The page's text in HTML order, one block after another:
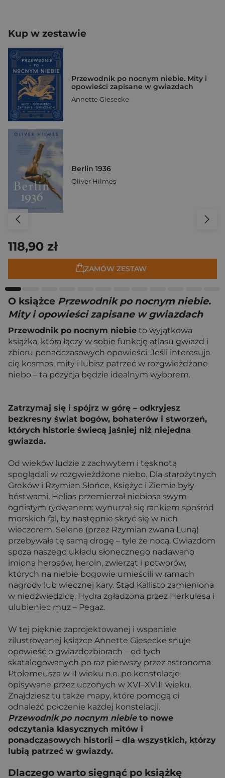
Kup w zestawie
Przewodnik po nocnym niebie. Mity i
opowieści zapisane w gwiazdach
Annette Giesecke
Berlin 1936
Oliver Hilmes
118,90 zł
ZAMÓW ZESTAW
O książce Przewodnik po nocnym niebie.
Mity i opowieści zapisane w gwiazdach
Przewodnik po nocnym niebie to wyjątkowa
książka, która łączy w sobie funkcję atlasu gwiazd i
zbioru ponadczasowych opowieści. Jeśli interesuje
cię kosmos, mity i lubisz patrzeć w rozgwieżdżone
niebo – ta pozycja będzie idealnym wyborem.
Zatrzymaj się i spójrz w górę – odkryjesz
bezkresny świat bogów, bohaterów i stworzeń,
których historie świecą jaśniej niż niejedna
gwiazda.
Od wieków ludzie z zachwytem i tęsknotą
spoglądali w rozgwieżdżone niebo. Dla starożytnych
Greków i Rzymian Słońce, Księżyc i Ziemia były
bóstwami. Helios przemierzał niebiosa swym
ognistym rydwanem: wynurzał się rankiem spośród
morskich fal, by następnie skryć się w nich
wieczorem. Selene (przez Rzymian zwana Luną)
przebywała tę samą drogę – tyle że nocą. Gwiazdom
spoza naszego układu słonecznego nadawano
imiona herosów, heroin, zwierząt i potworów,
których na niebie bogowie umieścili w ramach
nagrody lub wiecznej kary. Stąd Kallisto zamieniona
w niedźwiedzicę, Hydra zgładzona przez Herkulesa i
ulubieniec muz – Pegaz.
W tej pięknie zaprojektowanej i wspaniale
zilustrowanej książce Annette Giesecke snuje
opowieść o gwiazdozbiorach – od tych
skatalogowanych po raz pierwszy przez astronoma
Ptolemeusza w II wieku n.e. po konstelacje
opisywane przez uczonych w XVI–XVIII wieku.
Znajdziesz tu także mapy, które pomogą ci
odnaleźć położenie każdej konstelacji.
Przewodnik po nocnym niebieto nowe
odczytania klasycznych mitów i
ponadczasowych historii – dla wszystkich, którzy
lubią patrzeć w gwiazdy.
Dlaczego warto sięgnąć po książkę